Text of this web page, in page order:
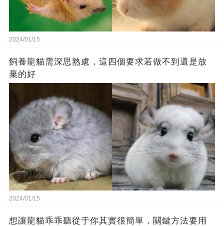
2024/01/15
飼養龍貓需深思熟慮，這四個要求若做不到還是放
棄的好
2024/01/15
想讓龍貓乖乖聽從于你其實很簡單，關鍵方法要用